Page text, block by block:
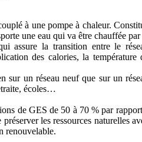
à une pompe à chaleur.
une eau qui va être chauffée par
assure la transition entre le
des calories, la température
sur un réseau neuf que sur un
écoles…
de GES de 50 à 70 % par
les ressources naturelles
renouvelable.